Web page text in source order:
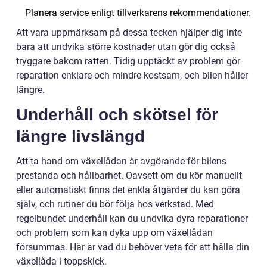
Planera service enligt tillverkarens rekommendationer.
Att vara uppmärksam på dessa tecken hjälper dig inte
bara att undvika större kostnader utan gör dig också
tryggare bakom ratten. Tidig upptäckt av problem gör
reparation enklare och mindre kostsam, och bilen håller
längre.
Underhåll och skötsel för
längre livslängd
Att ta hand om växellådan är avgörande för bilens
prestanda och hållbarhet. Oavsett om du kör manuellt
eller automatiskt finns det enkla åtgärder du kan göra
själv, och rutiner du bör följa hos verkstad. Med
regelbundet underhåll kan du undvika dyra reparationer
och problem som kan dyka upp om växellådan
försummas. Här är vad du behöver veta för att hålla din
växellåda i toppskick.